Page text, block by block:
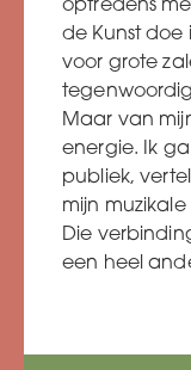
optredens
de Kunst doe
voor grote
Maar van
energie. Ik
publiek,
mijn muzikale
Die
een heel